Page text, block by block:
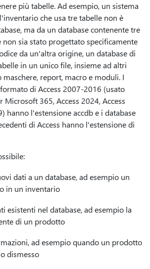
più tabelle. Ad esempio, un sistema
che usa tre tabelle non è
ma da un database contenente tre
non sia stato progettato specificamente
da un'altra origine, un database di
in un unico file, insieme ad altri
report, macro e moduli. I
di Access 2007-2016 (usato
Microsoft 365, Access 2024, Access
hanno l'estensione accdb e i database
di Access hanno l'estensione di
dati a un database, ad esempio un
in un inventario
esistenti nel database, ad esempio la
di un prodotto
ad esempio quando un prodotto
dismesso